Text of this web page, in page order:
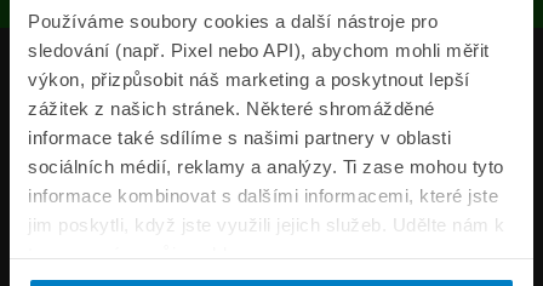
Používáme soubory cookies a další nástroje pro
sledování (např. Pixel nebo API), abychom mohli měřit
výkon, přizpůsobit náš marketing a poskytnout lepší
zážitek z našich stránek. Některé shromážděné
informace také sdílíme s našimi partnery v oblasti
sociálních médií, reklamy a analýzy. Ti zase mohou tyto
informace kombinovat s dalšími informacemi, které jste
jim poskytli, když jste využili jejich služeb. Udělte nám k
tomu prosím svůj souhlas.
Produkty
Pojišťovny
Informace
ePojisteni.cz
Formuláře